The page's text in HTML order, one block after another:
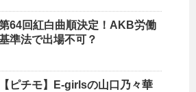
64回紅白曲順決定！AKB労働
準法で出場不可？
【ピチモ】E-girlsの山口乃々華